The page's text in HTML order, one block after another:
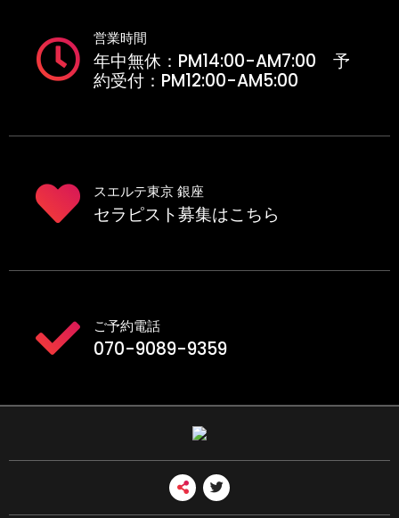
営業時間
年中無休：PM14:00-AM7:00 予
約受付：PM12:00-AM5:00
スエルテ東京 銀座
セラピスト募集はこちら
ご予約電話
070-9089-9359